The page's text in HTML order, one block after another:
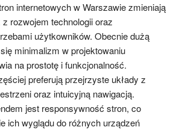
internetowych w Warszawie zmieniają
rozwojem technologii oraz
użytkowników. Obecnie dużą
minimalizm w projektowaniu
na prostotę i funkcjonalność.
preferują przejrzyste układy z
oraz intuicyjną nawigacją.
jest responsywność stron, co
ich wyglądu do różnych urządzeń